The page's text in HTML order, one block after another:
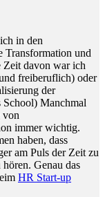
in den
Transformation und
Zeit davon war ich
freiberuflich) oder
der
Manchmal
von
immer wichtig.
haben, dass
am Puls der Zeit zu
hören. Genau das
HR Start-up